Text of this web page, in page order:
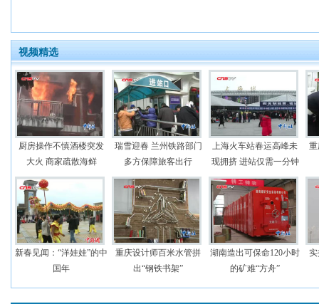
视频精选
厨房操作不慎酒楼突发
大火 商家疏散海鲜
瑞雪迎春 兰州铁路部门
多方保障旅客出行
上海火车站春运高峰未
现拥挤 进站仅需一分钟
新春见闻：“洋娃娃”的中
国年
重庆设计师百米水管拼
出“钢铁书架”
湖南造出可保命120小时
的矿难“方舟”